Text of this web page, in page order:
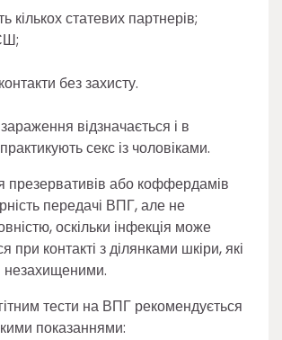
кількох статевих партнерів;
без захисту.
відзначається і в
практикують секс із чоловіками.
презервативів або коффердамів
передачі ВПГ, але не
оскільки інфекція може
контакті з ділянками шкіри, які
тести на ВПГ рекомендується
показаннями: